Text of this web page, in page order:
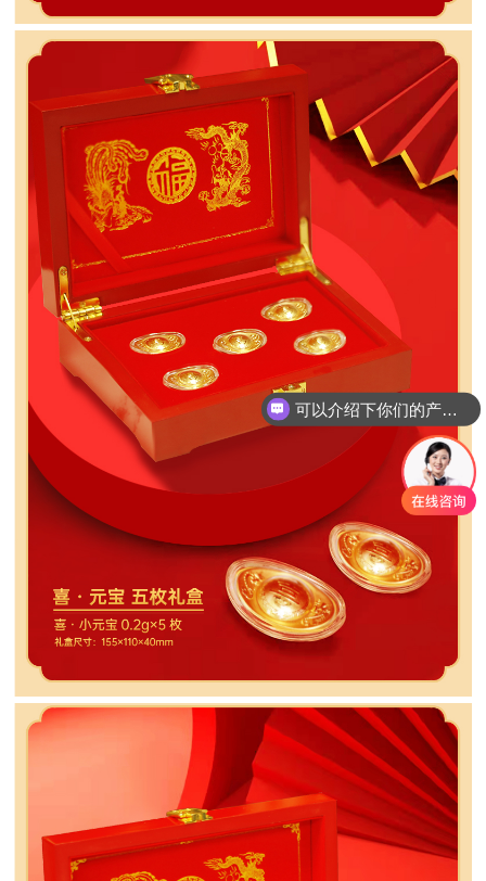
你们是怎么收费的呢